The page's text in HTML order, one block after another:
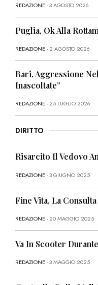
REDAZIONE- 3 AGOSTO 2026
Puglia, Ok Alla
REDAZIONE- 2 AGOSTO 2026
Bari, Aggressione
Inascoltate”
REDAZIONE- 25 LUGLIO 2026
DIRITTO
Risarcito Il Vedovo
REDAZIONE- 3 GIUGNO 2025
Fine Vita, La
REDAZIONE- 20 MAGGIO 2025
Va In Scooter
REDAZIONE- 3 MAGGIO 2025